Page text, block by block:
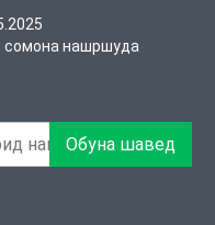
сомона нашршуда
Обуна шавед